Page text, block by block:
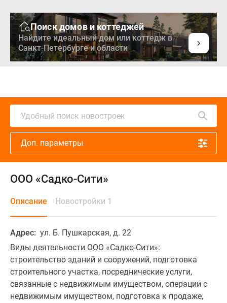
Поиск домов и коттеджей
Найдите идеальный дом или коттедж в
Санкт-Петербурге и области
Удобный поиск новостроек
Доп. параметры
ООО «Садко-Сити»
Описание Новостройки 1
Адрес: ул. Б. Пушкарская, д. 22
Виды деятельности ООО «Садко-Сити»:
строительство зданий и сооружений, подготовка
строительного участка, посреднические услуги,
связанные с недвижимым имуществом, операции с
недвижимым имуществом, подготовка к продаже,